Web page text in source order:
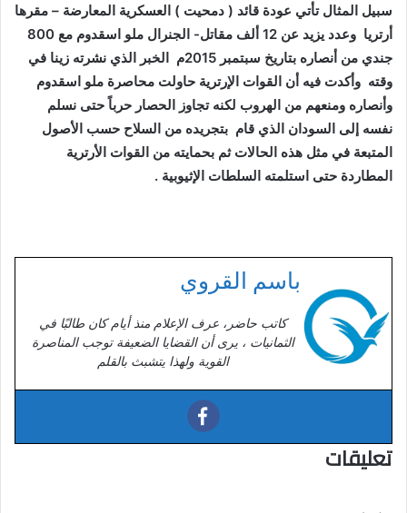
سبيل المثال تأتي عودة قائد ( دمحيت ) العسكرية المعارضة – مقرها
أرتريا وعدد يزيد عن 12 ألف مقاتل- الجنرال ملو اسقدوم مع 800
جندي من أنصاره بتاريخ سبتمبر 2015م الخبر الذي نشرته زينا في
وقته وأكدت فيه أن القوات الإرترية حاولت محاصرة ملو اسقدوم
وأنصاره ومنعهم من الهروب لكنه تجاوز الحصار حرباً حتى نسلم
نفسه إلى السودان الذي قام بتجريده من السلاح حسب الأصول
المتبعة في مثل هذه الحالات ثم بحمايته من القوات الأرترية
المطاردة حتى استلمته السلطات الإثيوبية .
باسم القروي
كاتب حاضر، عرف الإعلام منذ أيام كان طالبًا في
الثمانيات ، يرى أن القضايا الضعيفة توجب المناصرة
القوية ولهذا يتشبث بالقلم
تعليقات